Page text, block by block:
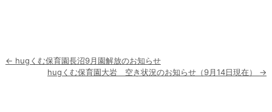
投
← hugくむ保育園長沼9月園解放のお知らせ
hugくむ保育園大岩 空き状況のお知らせ（9月14日現在） →